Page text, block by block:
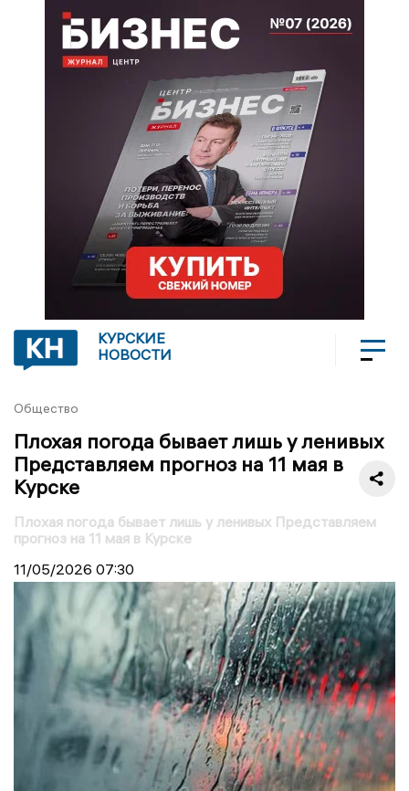
КУРСКИЕ
НОВОСТИ
Общество
Плохая погода бывает лишь у ленивых
Представляем прогноз на 11 мая в
Курске
Плохая погода бывает лишь у ленивых Представляем
прогноз на 11 мая в Курске
11/05/2026 07:30